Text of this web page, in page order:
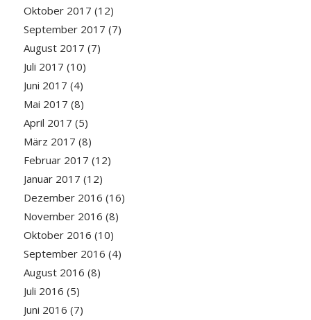
Oktober 2017 (12)
September 2017 (7)
August 2017 (7)
Juli 2017 (10)
Juni 2017 (4)
Mai 2017 (8)
April 2017 (5)
März 2017 (8)
Februar 2017 (12)
Januar 2017 (12)
Dezember 2016 (16)
November 2016 (8)
Oktober 2016 (10)
September 2016 (4)
August 2016 (8)
Juli 2016 (5)
Juni 2016 (7)